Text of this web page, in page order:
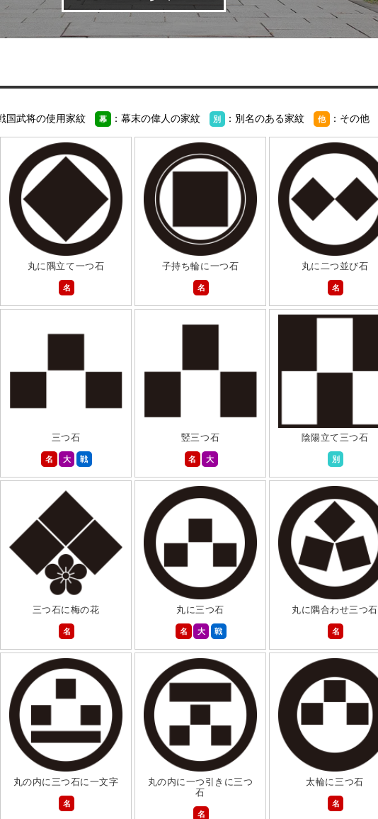
国武将の使用家紋 幕 ：幕末の偉人の家紋 別 ：別名のある家紋 他 ：その他
丸に隅立て一つ石
名
子持ち輪に一つ石
名
丸に二つ並び石
名
三つ石
名
大 戦
竪三つ石
名
大
陰陽立て三つ石
別
三つ石に梅の花
名
丸に三つ石
名
大 戦
丸に隅合わせ三つ石
名
丸の内に三つ石に一文字
名
丸の内に一つ引きに三つ
石
名
太輪に三つ石
名